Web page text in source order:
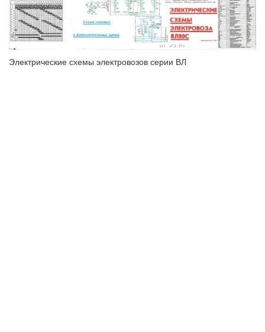
Электрические схемы электровозов серии ВЛ